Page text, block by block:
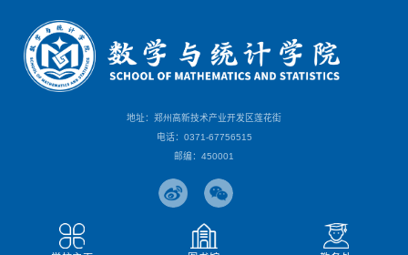
地址：郑州高新技术产业开发区莲花街
电话：0371-67756515
邮编：450001